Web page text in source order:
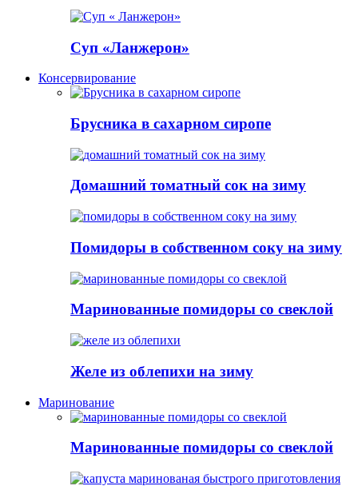
Суп «Ланжерон»
Консервирование
Брусника в сахарном сиропе
Домашний томатный сок на зиму
Помидоры в собственном соку на зиму
Маринованные помидоры со свеклой
Желе из облепихи на зиму
Маринование
Маринованные помидоры со свеклой